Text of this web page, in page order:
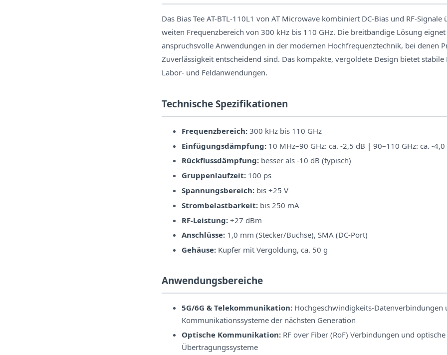
Das Bias Tee AT-BTL-110L1 von AT Microwave kombiniert DC-Bias und RF-
weiten Frequenzbereich von 300 kHz bis 110 GHz. Die breitbandige Lösung
anspruchsvolle Anwendungen in der modernen Hochfrequenztechnik, bei denen
Zuverlässigkeit entscheidend sind. Das kompakte, vergoldete Design bietet
Labor- und Feldanwendungen.
Technische Spezifikationen
Frequenzbereich: 300 kHz bis 110 GHz
Einfügungsdämpfung: 10 MHz–90 GHz: ca. -2,5 dB | 90–110 GHz: ca. -4,0
Rückflussdämpfung: besser als -10 dB (typisch)
Gruppenlaufzeit: 100 ps
Spannungsbereich: bis +25 V
Strombelastbarkeit: bis 250 mA
RF-Leistung: +27 dBm
Anschlüsse: 1,0 mm (Stecker/Buchse), SMA (DC-Port)
Gehäuse: Kupfer mit Vergoldung, ca. 50 g
Anwendungsbereiche
5G/6G & Telekommunikation: Hochgeschwindigkeits-Datenverbindungen
Kommunikationssysteme der nächsten Generation
Optische Kommunikation: RF over Fiber (RoF) Verbindungen und optische
Übertragungssysteme